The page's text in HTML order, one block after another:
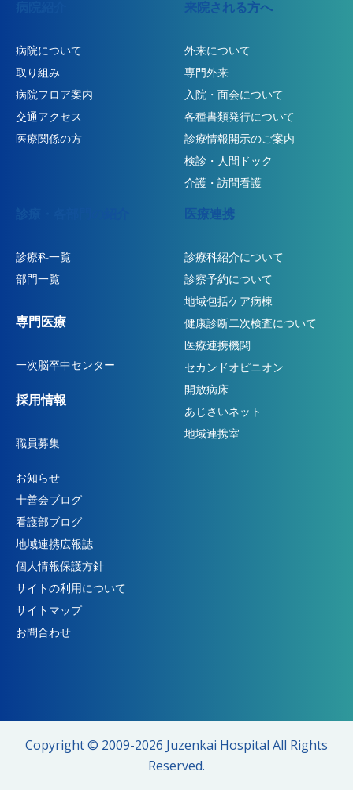
病院について
取り組み
病院フロア案内
交通アクセス
医療関係の方
来院される方へ
外来について
専門外来
入院・面会について
各種書類発行について
診療情報開示のご案内
検診・人間ドック
介護・訪問看護
診療科一覧
部門一覧
専門医療
一次脳卒中センター
採用情報
職員募集
医療連携
診療科紹介について
診察予約について
地域包括ケア病棟
健康診断二次検査について
医療連携機関
セカンドオピニオン
開放病床
あじさいネット
地域連携室
お知らせ
十善会ブログ
看護部ブログ
地域連携広報誌
個人情報保護方針
サイトの利用について
サイトマップ
お問合わせ
Copyright © 2009-2026 Juzenkai Hospital All Rights
Reserved.